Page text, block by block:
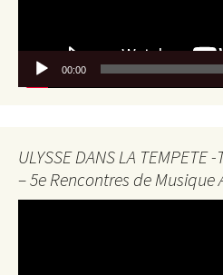
00:00
ULYSSE DANS LA
– 5e Rencontres de Musique